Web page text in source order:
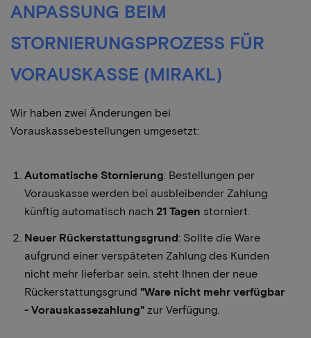
ANPASSUNG BEIM
STORNIERUNGSPROZESS FÜR
VORAUSKASSE (MIRAKL)
Wir haben zwei Änderungen bei
Vorauskassebestellungen umgesetzt:
Automatische Stornierung: Bestellungen per
Vorauskasse werden bei ausbleibender Zahlung
künftig automatisch nach 21 Tagen storniert.
Neuer Rückerstattungsgrund: Sollte die Ware
aufgrund einer verspäteten Zahlung des Kunden
nicht mehr lieferbar sein, steht Ihnen der neue
Rückerstattungsgrund "Ware nicht mehr verfügbar
- Vorauskassezahlung" zur Verfügung.